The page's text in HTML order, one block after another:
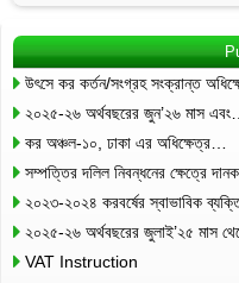
উৎসে কর কর্তন/সংগ্রহ সংক্রান্ত
২০২৫-২৬ অর্থবছরের জুন’২৬ মাস এবং…
কর অঞ্চল-১০, ঢাকা এর অধিক্ষেত্র…
সম্পত্তির দলিল নিবন্ধনের ক্ষেত্রে
২০২৩-২০২৪ করবর্ষের স্বাভাবিক
২০২৫-২৬ অর্থবছরের জুলাই’২৫ মাস
VAT Instruction